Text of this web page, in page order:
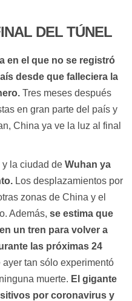
DEL TÚNEL
en el que no se registró
desde que falleciera la
Tres meses después
en gran parte del país y
China ya ve la luz al final
la ciudad de Wuhan ya
Los desplazamientos por
zonas de China y el
Además, se estima que
un tren para volver a
las próximas 24
tan sólo experimentó
muerte. El gigante
por coronavirus y